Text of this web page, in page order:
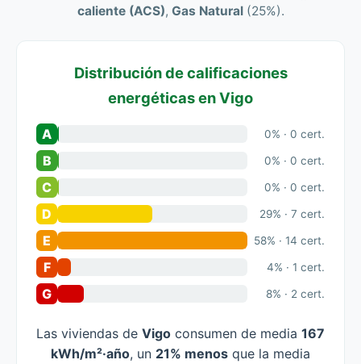
caliente (ACS), Gas Natural(25%).
Distribución de calificaciones
energéticas en Vigo
A 0% · 0 cert.
B 0% · 0 cert.
C 0% · 0 cert.
D 29% · 7 cert.
E 58% · 14 cert.
F 4% · 1 cert.
G 8% · 2 cert.
Las viviendas de Vigo consumen de media 167
kWh/m²·año, un 21% menos que la media